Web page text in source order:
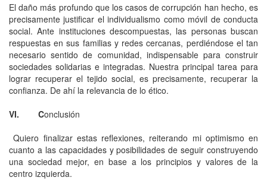
El daño más profundo que los casos de corrupción han hecho, es
precisamente justificar el individualismo como móvil de conducta
social. Ante instituciones descompuestas, las personas buscan
respuestas en sus familias y redes cercanas, perdiéndose el tan
necesario sentido de comunidad, indispensable para construir
sociedades solidarias e integradas. Nuestra principal tarea para
lograr recuperar el tejido social, es precisamente, recuperar la
confianza. De ahí la relevancia de lo ético.
VI. Conclusión
Quiero finalizar estas reflexiones, reiterando mi optimismo en
cuanto a las capacidades y posibilidades de seguir construyendo
una sociedad mejor, en base a los principios y valores de la
centro izquierda.